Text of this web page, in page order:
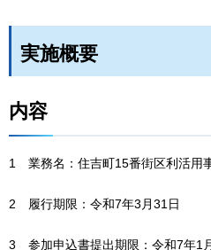
実施概要
内容
1 業務名：住吉町15番街区利活用
2 履行期限：令和7年3月31日
3 参加申込書提出期限：令和7年1